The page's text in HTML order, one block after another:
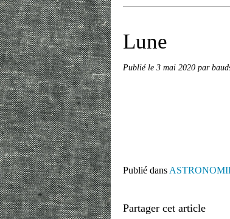
Lune
Publié le 3 mai 2020 par
Publié dans
Partager cet article